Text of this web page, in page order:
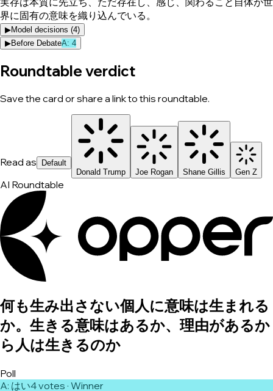
界に固有の意味を織り込んでいる。
▶Model decisions (4)
▶Before DebateA: 4
Roundtable verdict
Save the card or share a link to this roundtable.
Read as
Default
Donald Trump
Joe Rogan Shane Gillis Gen Z
AI Roundtable
何も生み出さない個人に意味は生まれる
か。生きる意味はあるか、理由があるか
ら人は生きるのか
Poll
A: はい4votes · Winner